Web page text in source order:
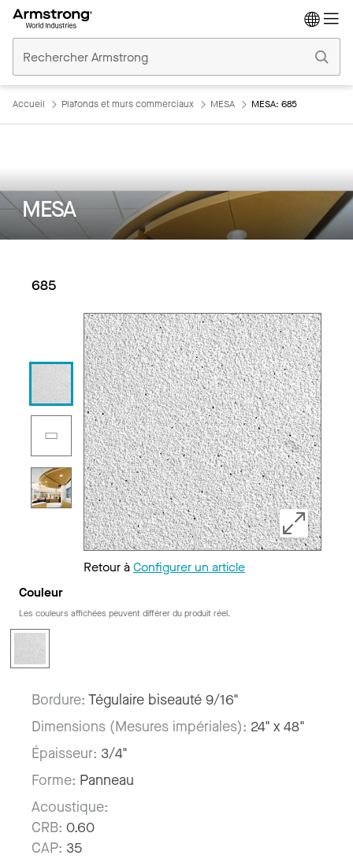
Plafonds
Commerciaux
Accueil Plafonds et murs commerciaux MESA MESA: 685
MESA
685
Retour àConfigurer un article
Couleur
Les couleurs affichées peuvent différer du produit réel.
Bordure: Tégulaire biseauté 9/16"
Dimensions (Mesures impériales): 24" x 48"
Épaisseur: 3/4"
Forme: Panneau
Acoustique:
CRB: 0.60
CAP: 35